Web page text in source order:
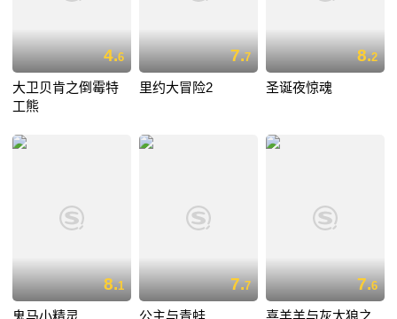
4.6
大卫贝肯之倒霉特
工熊
7.7
里约大冒险2
8.2
圣诞夜惊魂
8.1 7.7 7.6